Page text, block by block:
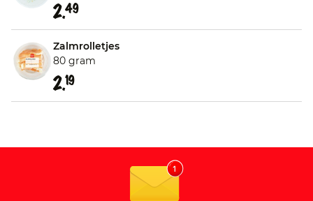
2.49
Zalmrolletjes
80 gram
2.19